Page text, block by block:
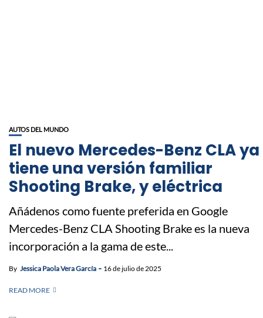
AUTOS DEL MUNDO
El nuevo Mercedes-Benz CLA ya
tiene una versión familiar
Shooting Brake, y eléctrica
Añádenos como fuente preferida en Google
Mercedes-Benz CLA Shooting Brake es la nueva
incorporación a la gama de este...
By Jessica Paola Vera García 16 de julio de 2025
READ MORE